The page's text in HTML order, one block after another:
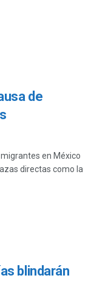
de
en México
directas como la
blindarán